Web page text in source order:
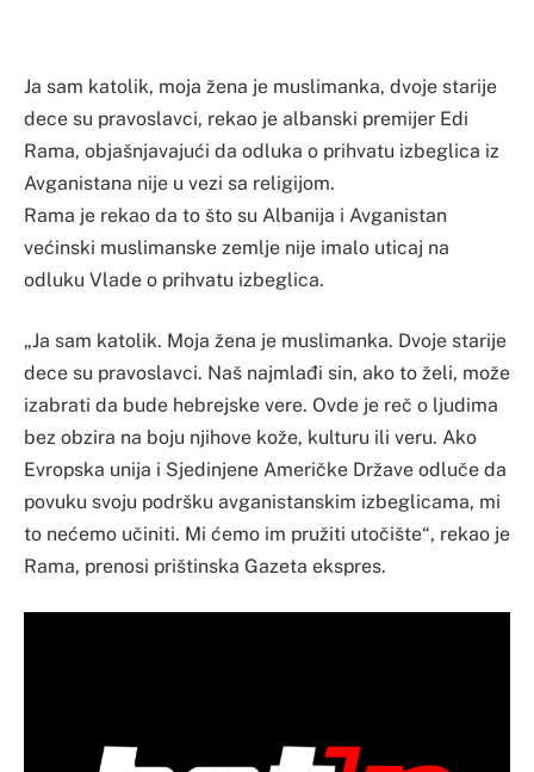
Ja sam katolik, moja žena je muslimanka, dvoje starije
dece su pravoslavci, rekao je albanski premijer Edi
Rama, objašnjavajući da odluka o prihvatu izbeglica iz
Avganistana nije u vezi sa religijom.
Rama je rekao da to što su Albanija i Avganistan
većinski muslimanske zemlje nije imalo uticaj na
odluku Vlade o prihvatu izbeglica.
„Ja sam katolik. Moja žena je muslimanka. Dvoje starije
dece su pravoslavci. Naš najmlađi sin, ako to želi, može
izabrati da bude hebrejske vere. Ovde je reč o ljudima
bez obzira na boju njihove kože, kulturu ili veru. Ako
Evropska unija i Sjedinjene Američke Države odluče da
povuku svoju podršku avganistanskim izbeglicama, mi
to nećemo učiniti. Mi ćemo im pružiti utočište“, rekao je
Rama, prenosi prištinska Gazeta ekspres.